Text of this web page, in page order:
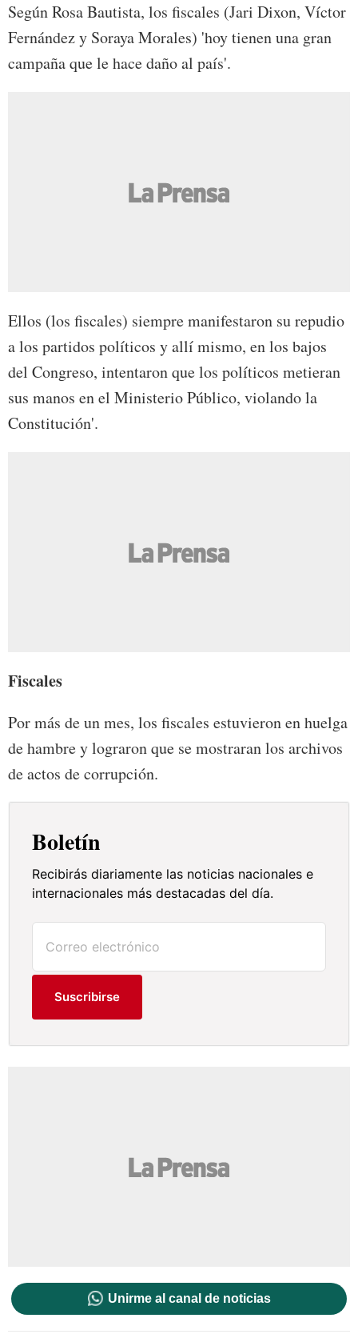
Según Rosa Bautista, los fiscales (Jari Dixon, Víctor
Fernández y Soraya Morales) 'hoy tienen una gran
campaña que le hace daño al país'.
Ellos (los fiscales) siempre manifestaron su repudio
a los partidos políticos y allí mismo, en los bajos
del Congreso, intentaron que los políticos metieran
sus manos en el Ministerio Público, violando la
Constitución'.
Fiscales
Por más de un mes, los fiscales estuvieron en huelga
de hambre y lograron que se mostraran los archivos
de actos de corrupción.
Boletín
Recibirás diariamente las noticias nacionales e
internacionales más destacadas del día.
Suscribirse
Unirme al canal de noticias